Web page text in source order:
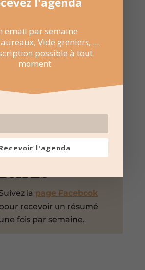
Frédéric Mistral, Milhaud,
Map
Suivez la page Facebook
pour recevoir un résumé
une fois par semaine.
email par semaine
Vide greniers, ...
possible à tout
moment
Recevoir l'agenda